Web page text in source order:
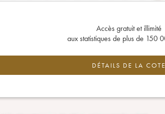
Accès gratuit et illimité
aux statistiques de plus de 150
DÉTAILS DE LA COTE